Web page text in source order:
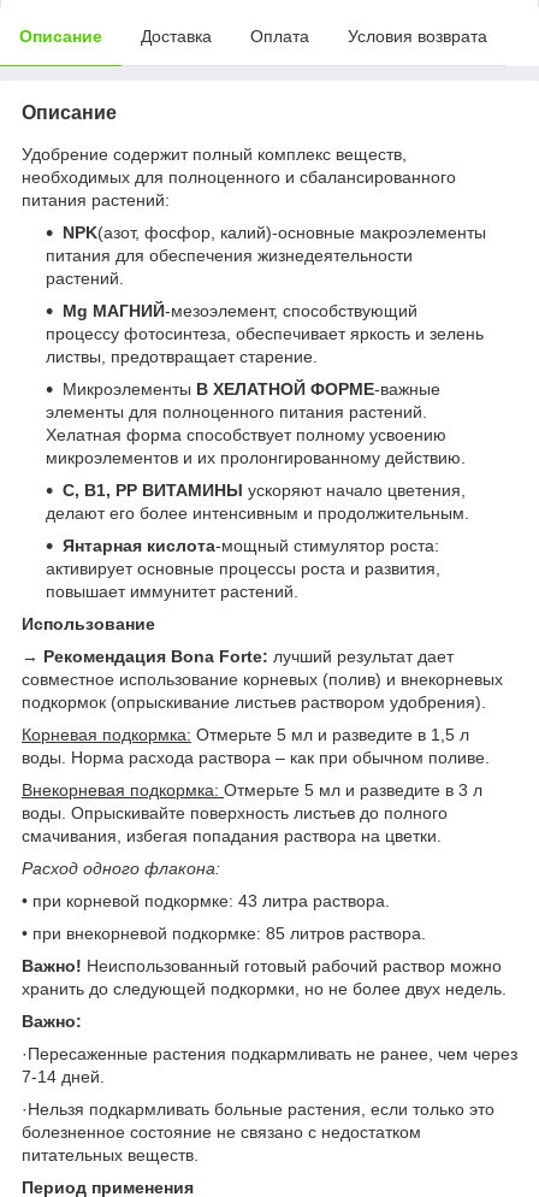
Описание Доставка Оплата Условия возврата
Описание
Удобрение содержит полный комплекс веществ,
необходимых для полноценного и сбалансированного
питания растений:
NPK(азот, фосфор, калий)-основные макроэлементы
питания для обеспечения жизнедеятельности
растений.
Mg МАГНИЙ-мезоэлемент, способствующий
процессу фотосинтеза, обеспечивает яркость и зелень
листвы, предотвращает старение.
Микроэлементы В ХЕЛАТНОЙ ФОРМЕ-важные
элементы для полноценного питания растений.
Хелатная форма способствует полному усвоению
микроэлементов и их пролонгированному действию.
C, B1, PP ВИТАМИНЫ ускоряют начало цветения,
делают его более интенсивным и продолжительным.
Янтарная кислота-мощный стимулятор роста:
активирует основные процессы роста и развития,
повышает иммунитет растений.
Использование
→ Рекомендация Bona Forte: лучший результат дает
совместное использование корневых (полив) и внекорневых
подкормок (опрыскивание листьев раствором удобрения).
Корневая подкормка: Отмерьте 5 мл и разведите в 1,5 л
воды. Норма расхода раствора – как при обычном поливе.
Внекорневая подкормка: Отмерьте 5 мл и разведите в 3 л
воды. Опрыскивайте поверхность листьев до полного
смачивания, избегая попадания раствора на цветки.
Расход одного флакона:
• при корневой подкормке: 43 литра раствора.
• при внекорневой подкормке: 85 литров раствора.
Важно! Неиспользованный готовый рабочий раствор можно
хранить до следующей подкормки, но не более двух недель.
Важно:
·Пересаженные растения подкармливать не ранее, чем через
7-14 дней.
·Нельзя подкармливать больные растения, если только это
болезненное состояние не связано с недостатком
питательных веществ.
Период применения